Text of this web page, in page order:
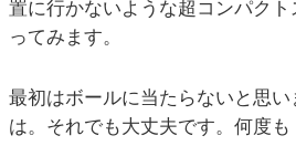
置に行かないような超コンパク
ってみます。
最初はボールに当たらないと思
は。それでも大丈夫です。何度